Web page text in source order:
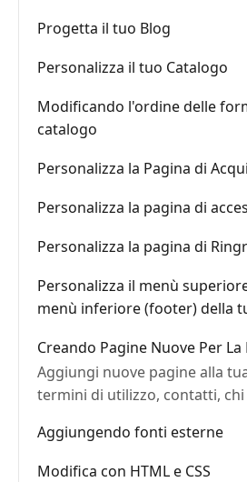
Progetta il tuo Blog
Personalizza il tuo Catalogo
Modificando l'ordine delle
catalogo
Personalizza la Pagina di
Personalizza la pagina di
Personalizza la pagina di
Personalizza il menù
menù inferiore (footer) della
Creando Pagine Nuove Per
Aggiungi nuove pagine alla
termini di utilizzo, contatti, chi
Aggiungendo fonti esterne
Modifica con HTML e CSS